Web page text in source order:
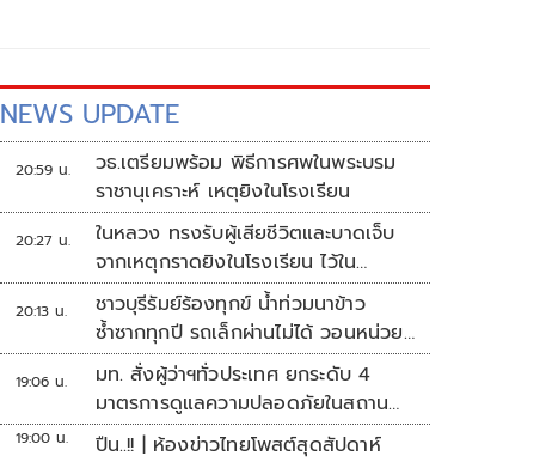
NEWS UPDATE
20:59 น.
วธ.เตรียมพร้อม พิธีการศพในพระบรม
ราชานุเคราะห์ เหตุยิงในโรงเรียน
20:27 น.
ในหลวง ทรงรับผู้เสียชีวิตและบาดเจ็บ
จากเหตุกราดยิงในโรงเรียน ไว้ใน
พระบรมราชานุเคราะห์
20:13 น.
ชาวบุรีรัมย์ร้องทุกข์ น้ำท่วมนาข้าว
ซ้ำซากทุกปี รถเล็กผ่านไม่ได้ วอนหน่วย
งานเร่งแก้ไข
19:06 น.
มท. สั่งผู้ว่าฯทั่วประเทศ ยกระดับ 4
มาตรการดูแลความปลอดภัยในสถาน
ศึกษา
19:00 น. ปืน..!! | ห้องข่าวไทยโพสต์สุดสัปดาห์